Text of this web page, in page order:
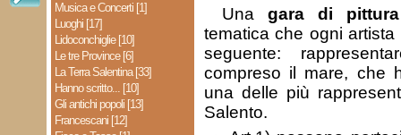
Musica e Concerti [1]
Luoghi [17]
Lidoconchiglie [10]
Le tre Province [6]
La Terra Salentina [33]
Hanno scritto... [10]
Gli antichi popoli [13]
Francescani [12]
Una gara di pittura
tematica che ogni
seguente:
compreso il mare, che
una delle più
Salento.